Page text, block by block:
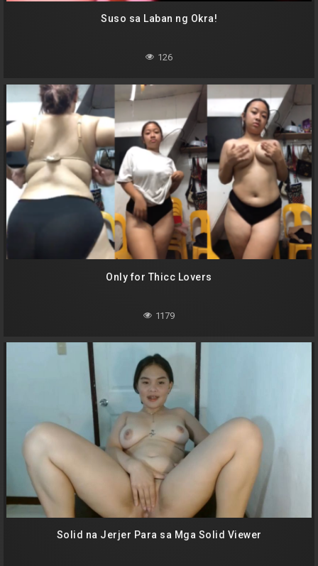
Suso sa Laban ng Okra!
126
Only for Thicc Lovers
1179
Solid na Jerjer Para sa Mga Solid Viewer